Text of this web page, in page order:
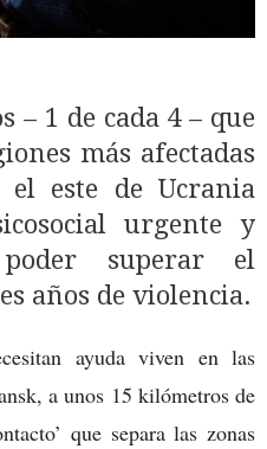
– 1 de cada 4 – que
más afectadas
este de Ucrania
urgente y
superar el
años de violencia.
ayuda viven en las
a unos 15 kilómetros de
que separa las zonas